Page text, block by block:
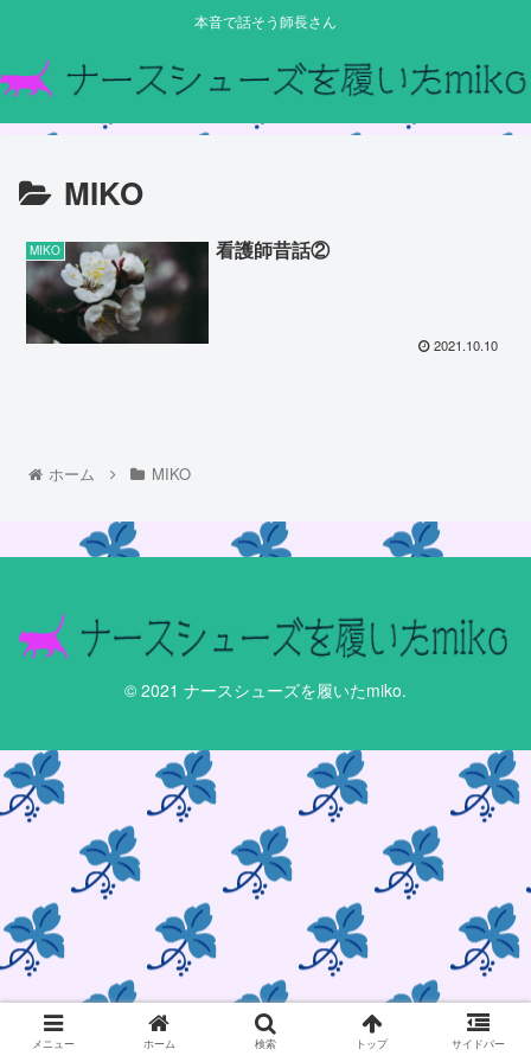
本音で話そう師長さん
MIKO
MIKO 看護師昔話②
2021.10.10
ホーム MIKO
© 2021 ナースシューズを履いたmiko.
メニュー ホーム 検索 トップ サイドバー